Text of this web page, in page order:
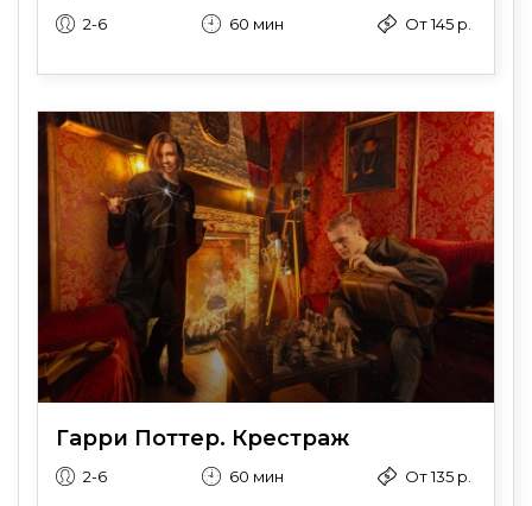
2-6 60 мин От 145 р.
Гарри Поттер. Крестраж
2-6 60 мин От 135 р.